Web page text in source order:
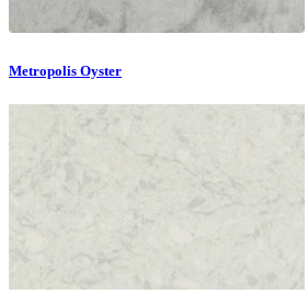
Metropolis Oyster